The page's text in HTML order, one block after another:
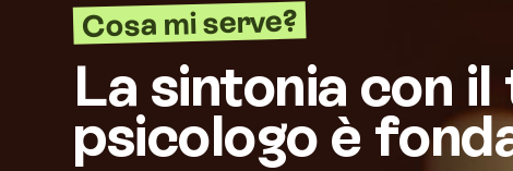
Cosa mi serve?
La sintonia con il
psicologo è